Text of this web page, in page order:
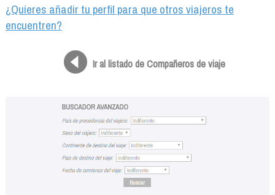
Compañeros de viaje
¿Quieres añadir tu perfil para que otros viajeros te
encuentren?
Ir al listado de Compañeros de viaje